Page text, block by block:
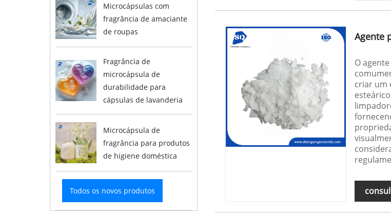
Microcápsulas com
fragrância de amaciante
de roupas
Fragrância de
microcápsula de
durabilidade para
cápsulas de lavanderia
Microcápsula de
fragrância para produtos
de higiene doméstica
Todos os novos produtos
Agente
O
criar um